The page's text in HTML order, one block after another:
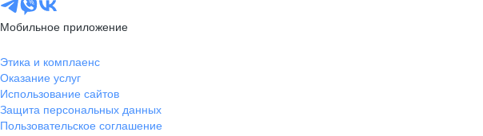
Мобильное приложение
Этика и комплаенс
Оказание услуг
Использование сайтов
Защита персональных данных
Пользовательское соглашение